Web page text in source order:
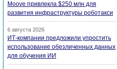
Moove привлекла $250 млн для
развития инфраструктуры роботакси
6 августа 2026
ИТ-компании предложили упростить
использование обезличенных данных
для обучения ИИ